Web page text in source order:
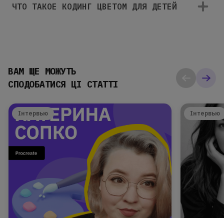
ЧТО ТАКОЕ КОДИНГ ЦВЕТОМ ДЛЯ ДЕТЕЙ
ВАМ ЩЕ МОЖУТЬ
СПОДОБАТИСЯ ЦІ СТАТТІ
Інтервью Інтервью